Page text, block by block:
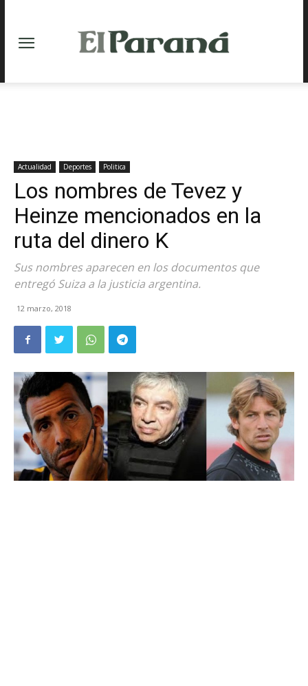
Actualidad Deportes Politica
Los nombres de Tevez y
Heinze mencionados en la
ruta del dinero K
Sus nombres aparecen en los documentos que
entregó Suiza a la justicia argentina.
12 marzo, 2018